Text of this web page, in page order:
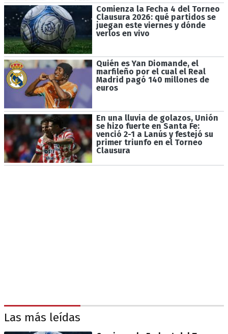
Comienza la Fecha 4 del Torneo
Clausura 2026: qué partidos se
juegan este viernes y dónde
verlos en vivo
Quién es Yan Diomande, el
marfileño por el cual el Real
Madrid pagó 140 millones de
euros
En una lluvia de golazos, Unión
se hizo fuerte en Santa Fe:
venció 2-1 a Lanús y festejó su
primer triunfo en el Torneo
Clausura
Las más leídas